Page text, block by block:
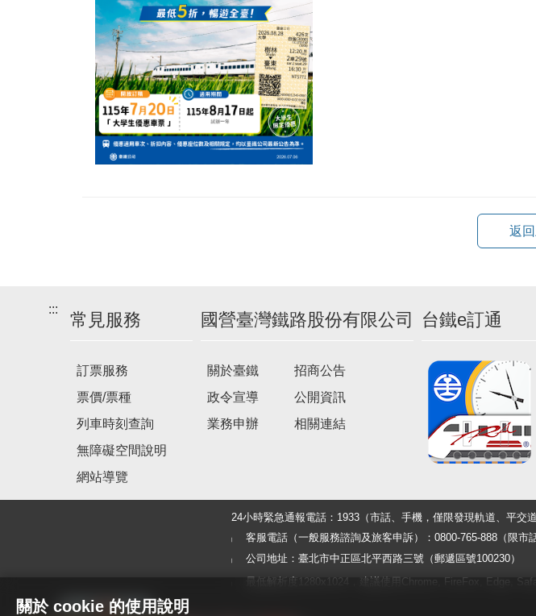
返
:::
常見服務
訂票服務
票價/票種
列車時刻查詢
無障礙空間說明
網站導覽
國營臺灣鐵路股份有限公司
關於臺鐵
政令宣導
業務申辦
招商公告
公開資訊
相關連結
台鐵e訂通
24小時緊急通報電話：1933（市話、手機，僅限發現軌道、平交
客服電話（一般服務諮詢及旅客申訴）：0800-765-888（限市
公司地址：臺北市中正區北平西路三號（郵遞區號100230）
最低解析度1280x1024，建議使用Chrome, FireFox, Edge,
關於 cookie 的使用說明